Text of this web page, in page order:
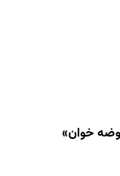
خوان»